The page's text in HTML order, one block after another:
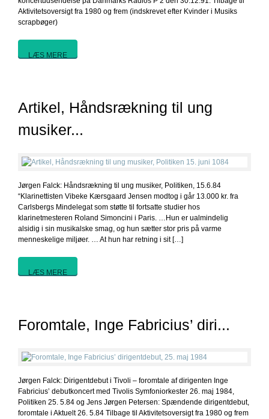
Aktivitetsoversigt fra 1980 og frem (indskrevet efter Kvinder i Musiks
scrapbøger)
LÆS MERE
Artikel, Håndsrækning til ung
musiker...
Jørgen Falck: Håndsrækning til ung musiker, Politiken, 15.6.84
“Klarinettisten Vibeke Kærsgaard Jensen modtog i går 13.000 kr. fra
Carlsbergs Mindelegat som støtte til fortsatte studier hos
klarinetmesteren Roland Simoncini i Paris. …Hun er ualmindelig
alsidig i sin musikalske smag, og hun sætter stor pris på varme
menneskelige miljøer. … At hun har retning i sit […]
LÆS MERE
Foromtale, Inge Fabricius’ diri...
Jørgen Falck: Dirigentdebut i Tivoli – foromtale af dirigenten Inge
Fabricius’ debutkoncert med Tivolis Symfoniorkester 26. maj 1984,
Politiken 25. 5.84 og Jens Jørgen Petersen: Spændende dirigentdebut,
foromtale i Aktuelt 26. 5.84 Tilbage til Aktivitetsoversigt fra 1980 og frem